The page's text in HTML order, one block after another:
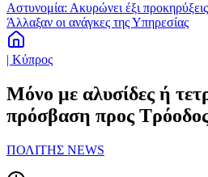
Αστυνομία: Ακυρώνει έξι
Άλλαξαν οι ανάγκες της Υπηρεσίας
| Κύπρος
Μόνο με αλυσίδες ή
πρόσβαση προς
ΠΟΛΙΤΗΣ NEWS